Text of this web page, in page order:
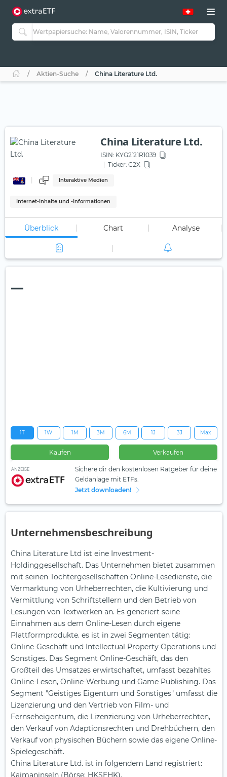
Aktien-Suche China Literature Ltd.
China Literature Ltd.
ISIN: KYG2121R1039
Ticker: C2X
Interaktive Medien
Internet-Inhalte und -Informationen
Überblick Chart Analyse
—
1T 1W 1M 3M 6M 1J 3J Max
Kaufen Verkaufen
ANZEIGE
Sichere dir den kostenlosen Ratgeber für deine
Geldanlage mit ETFs.
Jetzt downloaden!
Unternehmensbeschreibung
China Literature Ltd ist eine Investment-
Holdinggesellschaft. Das Unternehmen bietet zusammen
mit seinen Tochtergesellschaften Online-Lesedienste, die
Vermarktung von Urheberrechten, die Kultivierung und
Vermittlung von Schriftstellern und den Betrieb von
Lesungen von Textwerken an. Es generiert seine
Einnahmen aus dem Online-Lesen durch eigene
Plattformprodukte. es ist in zwei Segmenten tätig:
Online-Geschäft und Intellectual Property Operations und
Sonstiges. Das Segment Online-Geschäft, das den
Großteil des Umsatzes erwirtschaftet, umfasst bezahltes
Online-Lesen, Online-Werbung und Game Publishing. Das
Segment "Geistiges Eigentum und Sonstiges" umfasst die
Lizenzierung und den Vertrieb von Film- und
Fernseheigentum, die Lizenzierung von Urheberrechten,
den Verkauf von Adaptionsrechten und Drehbüchern, den
Verkauf von physischen Büchern sowie das eigene Online-
Spielegeschäft.
China Literature Ltd. ist in folgendem Land registriert:
Kaimaninseln (Börse: HKSEHK).